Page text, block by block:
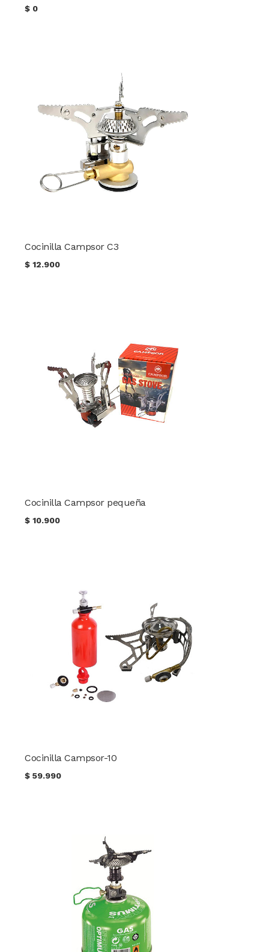
$ 0
Cocinilla Campsor C3
$12.900
Cocinilla Campsor pequeña
$10.900
Cocinilla Campsor-10
$59.990